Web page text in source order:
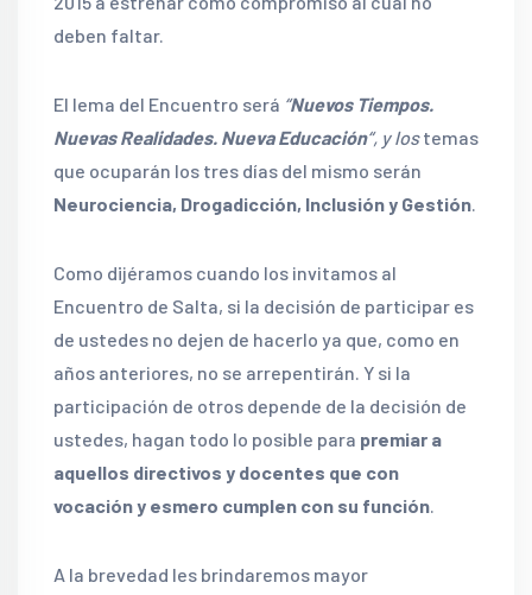
deben faltar.
El lema del Encuentro será “Nuevos Tiempos.
Nuevas Realidades. Nueva Educación“, y lostemas
que ocuparán los tres días del mismo serán
Neurociencia, Drogadicción, Inclusión y Gestión.
Como dijéramos cuando los invitamos al
Encuentro de Salta, si la decisión de participar es
de ustedes no dejen de hacerlo ya que, como en
años anteriores, no se arrepentirán. Y si la
participación de otros depende de la decisión de
ustedes, hagan todo lo posible para premiar a
aquellos directivos y docentes que con
vocación y esmero cumplen con su función.
A la brevedad les brindaremos mayor